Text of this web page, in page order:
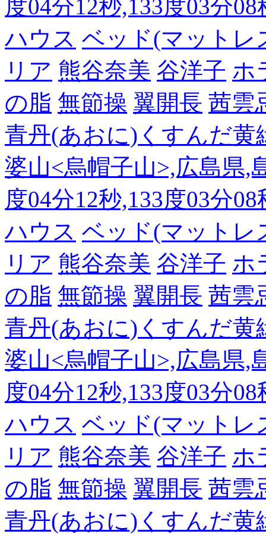
度04分12秒,133度03分
ハウス ベッド(マットレ
リア 熊谷奈美 谷洋子 ホ
の脂 無節操 翼開長 茜雲
青丹(あおに)くすんだ黄
婆山<烏帽子山>,広島県,
度04分12秒,133度03分
ハウス ベッド(マットレ
リア 熊谷奈美 谷洋子 ホ
の脂 無節操 翼開長 茜雲
青丹(あおに)くすんだ黄
婆山<烏帽子山>,広島県,
度04分12秒,133度03分
ハウス ベッド(マットレ
リア 熊谷奈美 谷洋子 ホ
の脂 無節操 翼開長 茜雲
青丹(あおに)くすんだ黄